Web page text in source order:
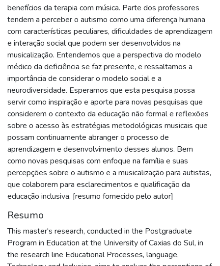
benefícios da terapia com música. Parte dos professores
tendem a perceber o autismo como uma diferença humana
com características peculiares, dificuldades de aprendizagem
e interação social que podem ser desenvolvidos na
musicalização. Entendemos que a perspectiva do modelo
médico da deficiência se faz presente, e ressaltamos a
importância de considerar o modelo social e a
neurodiversidade. Esperamos que esta pesquisa possa
servir como inspiração e aporte para novas pesquisas que
considerem o contexto da educação não formal e reflexões
sobre o acesso às estratégias metodológicas musicais que
possam continuamente abranger o processo de
aprendizagem e desenvolvimento desses alunos. Bem
como novas pesquisas com enfoque na família e suas
percepções sobre o autismo e a musicalização para autistas,
que colaborem para esclarecimentos e qualificação da
educação inclusiva. [resumo fornecido pelo autor]
Resumo
This master's research, conducted in the Postgraduate
Program in Education at the University of Caxias do Sul, in
the research line Educational Processes, language,